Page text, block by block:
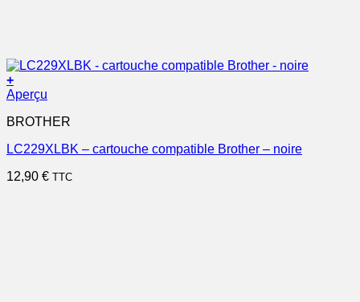
+
Aperçu
BROTHER
LC229XLBK – cartouche compatible Brother – noire
12,90 € TTC